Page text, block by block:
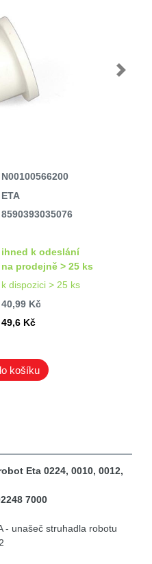
Next
N00100566200
ETA
8590393035076
ihned k odeslání
na prodejně > 25 ks
k dispozici > 25 ks
40,99 Kč
49,6 Kč
košíku
Eta 0224, 0010, 0012,
7000
- unašeč struhadla robotu